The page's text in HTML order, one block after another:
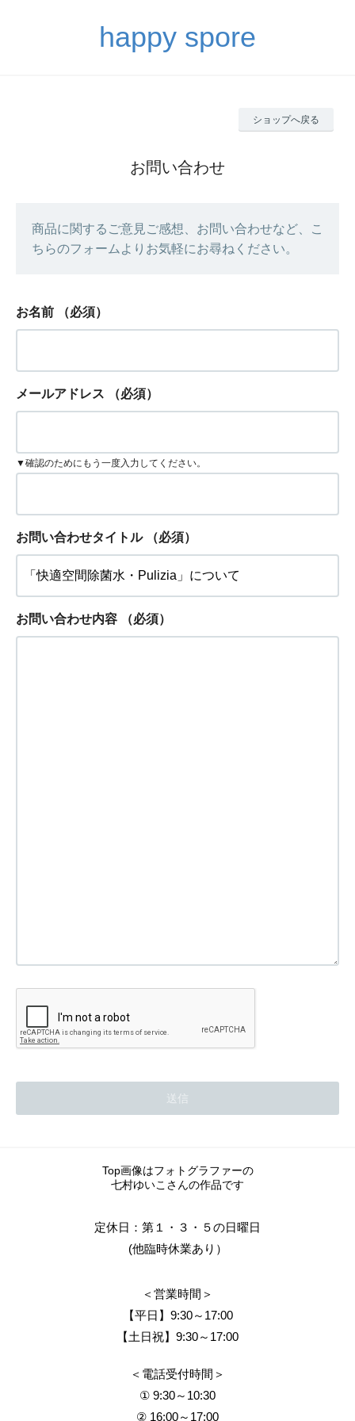
happy spore
ショップへ戻る
お問い合わせ
商品に関するご意見ご感想、お問い合わせなど、こ
ちらのフォームよりお気軽にお尋ねください。
お名前 （必須）
メールアドレス （必須）
▼確認のためにもう一度入力してください。
お問い合わせタイトル （必須）
お問い合わせ内容 （必須）
Top画像はフォトグラファーの
七村ゆいこさんの作品です
定休日：第１・３・５の日曜日
(他臨時休業あり）
＜営業時間＞
【平日】9:30～17:00
【土日祝】9:30～17:00
＜電話受付時間＞
① 9:30～10:30
② 16:00～17:00